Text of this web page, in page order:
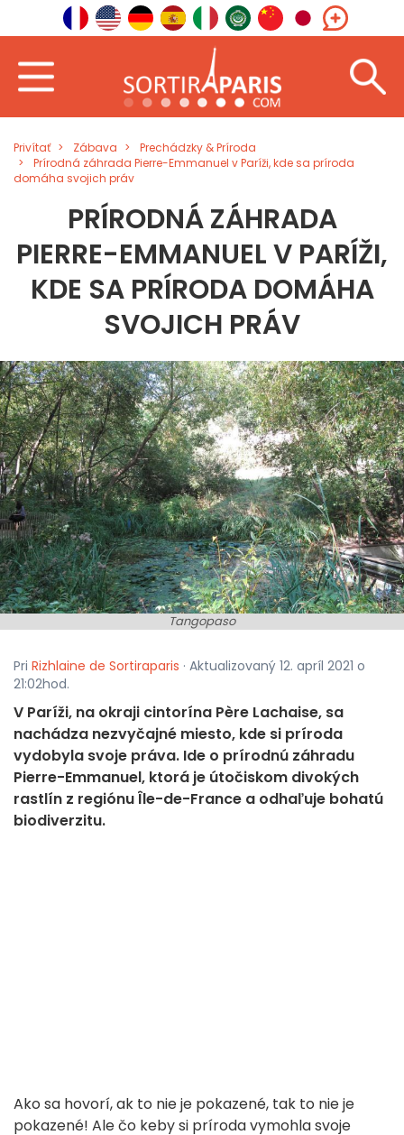
Privítať Zábava
Prechádzky & Príroda
Prírodná záhrada Pierre-Emmanuel v Paríži, kde sa príroda
domáha svojich práv
PRÍRODNÁ ZÁHRADA
PIERRE-EMMANUEL V PARÍŽI,
KDE SA PRÍRODA DOMÁHA
SVOJICH PRÁV
Tangopaso
Pri Rizhlaine de Sortiraparis · Aktualizovaný 12. apríl 2021 o
21:02hod.
V Paríži, na okraji cintorína Père Lachaise, sa
nachádza nezvyčajné miesto, kde si príroda
vydobyla svoje práva. Ide o prírodnú záhradu
Pierre-Emmanuel, ktorá je útočiskom divokých
rastlín z regiónu Île-de-France a odhaľuje bohatú
biodiverzitu.
Ako sa hovorí, ak to nie je pokazené, tak to nie je
pokazené! Ale čo keby si príroda vymohla svoje